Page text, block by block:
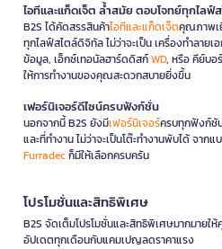
ไอทีและแก็ดเจ็ต ล้ำสมัย ตอบโจทย์ทุกไลฟ์
B2S ได้คัดสรรสินค้าไอทีและแก็ดเจ็ตคุณภาพเ
ทุกไลฟ์สไตล์ดิจิทัล ไม่ว่าจะเป็น เครื่องทำลายเ
ข้อมูล, เอ็กซ์เทอนัลฮาร์ดดิสก์WD, หรือ คีย์บอ
ให้การทำงานของคุณสะดวกสบายยิ่งขึ้น
เฟอร์นิเจอร์ดีไซน์ครบฟังก์ชั่น
นอกจากนี้ B2S ยังมีเฟอร์นิเจอร์ครบทุกฟังก์ชั
และที่ทำงาน ไม่ว่าจะเป็นโต๊ะทำงานพับได้ จากแ
Furradecก็มีให้เลือกครบครัน
โปรโมชั่นและสิทธิพิเศษ
B2S จัดเต็มโปรโมชั่นและสิทธิพิเศษมากมายใ
อัปเดตทุกเดือนกับแคมเปญลดราคาแรง